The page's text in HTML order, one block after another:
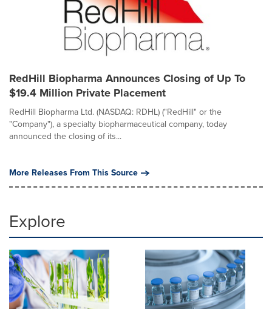
RedHill Biopharma Announces Closing of Up To
$19.4 Million Private Placement
RedHill Biopharma Ltd. (NASDAQ: RDHL) ("RedHill" or the
"Company"), a specialty biopharmaceutical company, today
announced the closing of its...
More Releases From This Source
Explore